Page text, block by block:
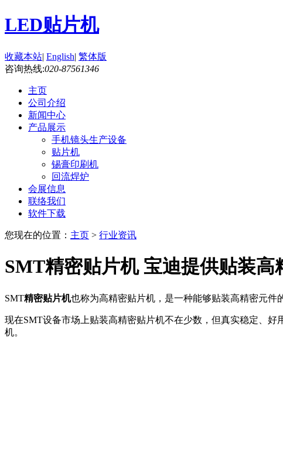
LED贴片机
收藏本站| English| 繁体版
咨询热线:020-87561346
主页
公司介绍
新闻中心
产品展示
手机镜头生产设备
贴片机
锡膏印刷机
回流焊炉
会展信息
联络我们
软件下载
您现在的位置： 主页 > 行业资讯
SMT精密贴片机 宝迪提供贴装高
SMT精密贴片机也称为高精密贴片机，是一种能够贴装高精密元件
现在SMT设备市场上贴装高精密贴片机不在少数，但真实稳定、
机。